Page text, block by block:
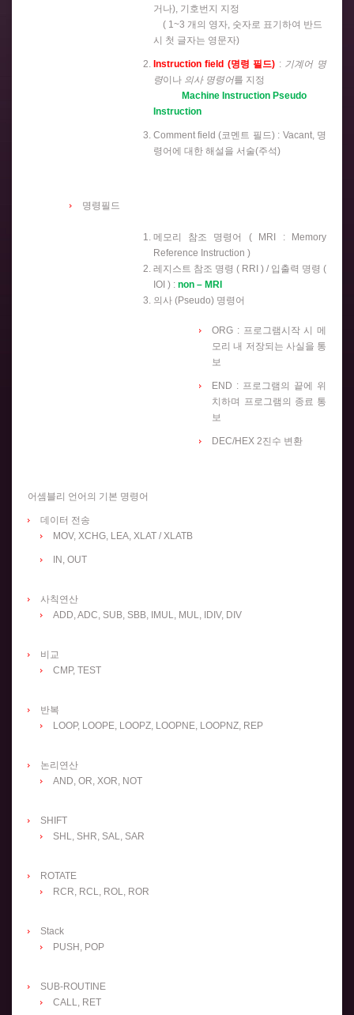
거나), 기호번지 지정
( 1~3 개의 영자, 숫자로 표기하여 반드
시 첫 글자는 영문자)
Instruction field (명령 필드) : 기계어 명
령이나 의사 명령어를 지정
Machine Instruction Pseudo
Instruction
Comment field (코멘트 필드) : Vacant, 명
령어에 대한 해설을 서술(주석)
명령필드
메모리 참조 명령어 ( MRI : Memory
Reference Instruction )
레지스트 참조 명령 ( RRI ) / 입출력 명령 (
IOI ) : non – MRI
의사 (Pseudo) 명령어
ORG : 프로그램시작 시 메
모리 내 저장되는 사실을 통
보
END : 프로그램의 끝에 위
치하며 프로그램의 종료 통
보
DEC/HEX 2진수 변환
어셈블리 언어의 기본 명령어
데이터 전송
MOV, XCHG, LEA, XLAT / XLATB
IN, OUT
사칙연산
ADD, ADC, SUB, SBB, IMUL, MUL, IDIV, DIV
비교
CMP, TEST
반복
LOOP, LOOPE, LOOPZ, LOOPNE, LOOPNZ, REP
논리연산
AND, OR, XOR, NOT
SHIFT
SHL, SHR, SAL, SAR
ROTATE
RCR, RCL, ROL, ROR
Stack
PUSH, POP
SUB-ROUTINE
CALL, RET